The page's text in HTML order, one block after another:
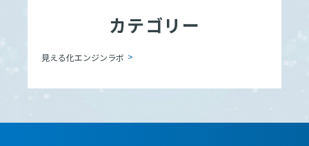
カテゴリー
見える化エンジンラボ